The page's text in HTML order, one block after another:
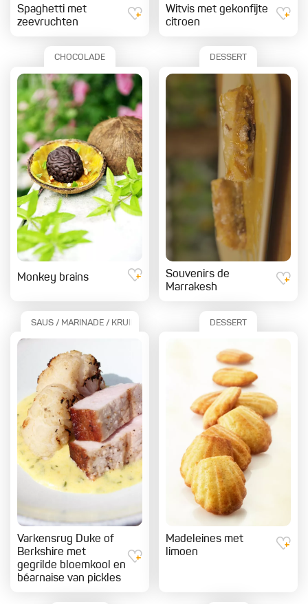
Spaghetti met
zeevruchten
Witvis met gekonfijte
citroen
CHOCOLADE
Monkey brains
DESSERT
Souvenirs de
Marrakesh
SAUS / MARINADE / KRUIDEN
Varkensrug Duke of
Berkshire met
gegrilde bloemkool en
béarnaise van pickles
DESSERT
Madeleines met
limoen